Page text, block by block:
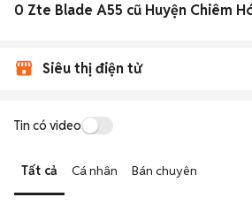
Siêu thị điện tử
Tin có video
Tất cả Cá nhân Bán chuyên